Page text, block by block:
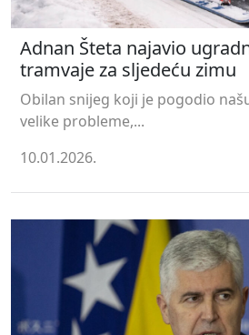
Adnan Šteta najavio
tramvaje za sljedeću zimu
Obilan snijeg koji je pogodio
velike probleme,...
10.01.2026.